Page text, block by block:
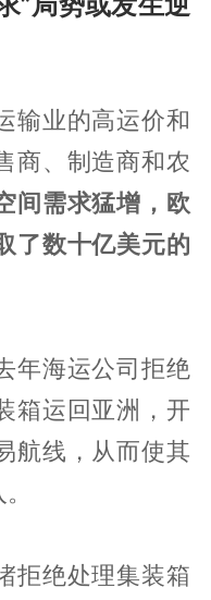
输业的高运价和
商、制造商和农
间需求猛增，欧
了数十亿美元的
年海运公司拒绝
箱运回亚洲，开
航线，从而使其
拒绝处理集装箱